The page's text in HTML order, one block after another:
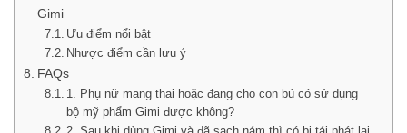
Gimi
Ưu điểm nổi bật
Nhược điểm cần lưu ý
FAQs
1. Phụ nữ mang thai hoặc đang cho con bú có sử dụng
bộ mỹ phẩm Gimi được không?